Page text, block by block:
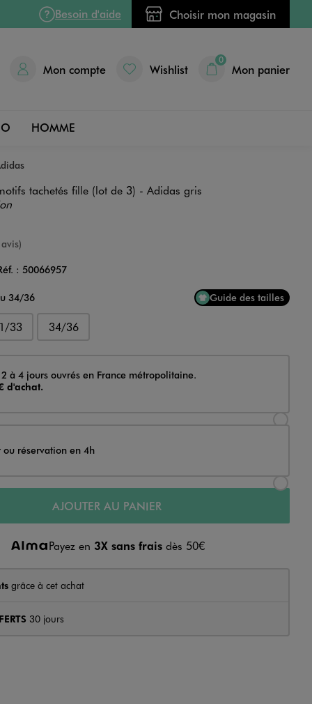
Besoin d'aide Choisir mon magasin
Mon compte Wishlist
0
Mon panier
HOMME
tachetés fille (lot de 3) - Adidas gris
: 50066957
34/36
Guide des tailles
33 34/36
à 4 jours ouvrés en France métropolitaine.
d'achat.
ou réservation en 4h
AJOUTER AU PANIER
Payez en 3X sans fraisdès 50€
grâce à cet achat
30 jours